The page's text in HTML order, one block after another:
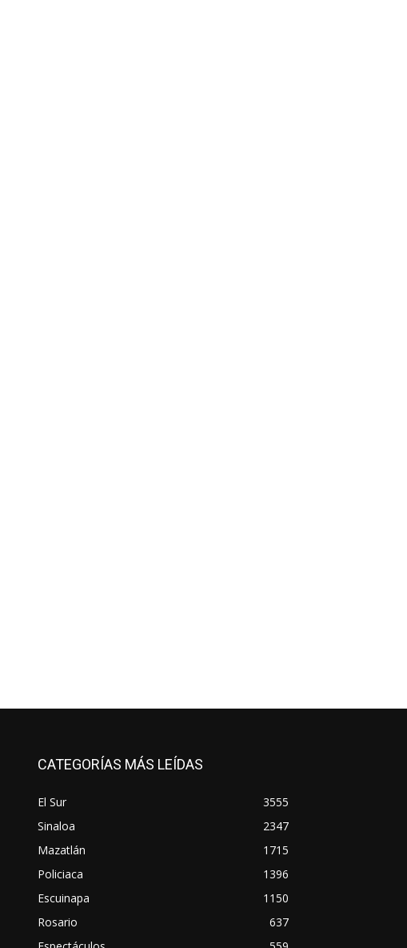
CATEGORÍAS MÁS LEÍDAS
El Sur
3555
Sinaloa
2347
Mazatlán
1715
Policiaca
1396
Escuinapa
1150
Rosario
637